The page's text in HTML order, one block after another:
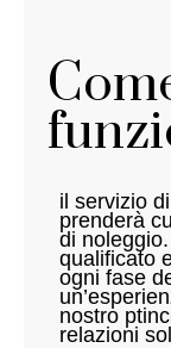
il servizio
prenderà
di noleggio.
qualificato
ogni fase
nostro
relazioni